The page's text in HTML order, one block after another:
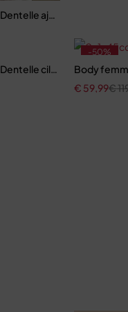
ajourée et cuir PU
cils avec jupe à
-50%
Body
€
€ 59,99